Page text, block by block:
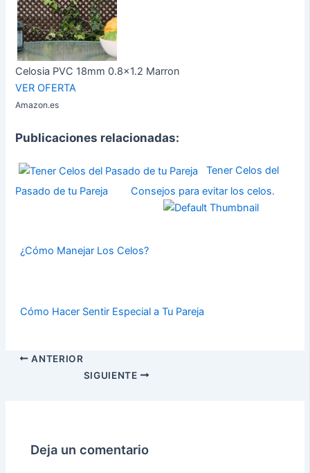
Celosia PVC 18mm 0.8x1.2 Marron
VER OFERTA
Amazon.es
Publicaciones relacionadas:
Tener Celos del
Pasado de tu Pareja
Consejos para evitar los celos.
¿Cómo Manejar Los Celos?
Cómo Hacer Sentir Especial a Tu Pareja
ANTERIOR
SIGUIENTE
Deja un comentario